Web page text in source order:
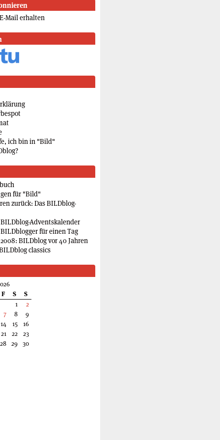
Mail erhalten
ich bin in "Bild"
für "Bild"
zurück: Das BILDblog-
Adventskalender
für einen Tag
BILDblog vor 40 Jahren
classics
F
S
S
1
2
7
8
9
14
15
16
21
22
23
28 29 30